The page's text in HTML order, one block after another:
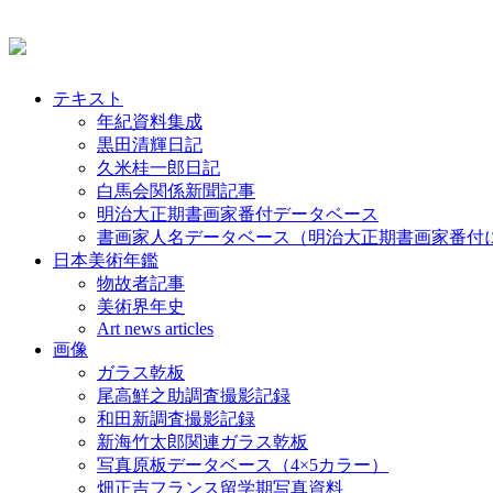
テキスト
年紀資料集成
黒田清輝日記
久米桂一郎日記
白馬会関係新聞記事
明治大正期書画家番付データベース
書画家人名データベース（明治大正期書画家番付
日本美術年鑑
物故者記事
美術界年史
Art news articles
画像
ガラス乾板
尾高鮮之助調査撮影記録
和田新調査撮影記録
新海竹太郎関連ガラス乾板
写真原板データベース（4×5カラー）
畑正吉フランス留学期写真資料